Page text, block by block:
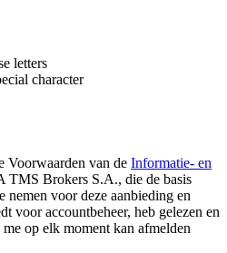
letters
character
Voorwaarden van de Informatie- en
TMS Brokers S.A., die de basis
voor deze aanbieding en
voor accountbeheer, heb gelezen en
op elk moment kan afmelden